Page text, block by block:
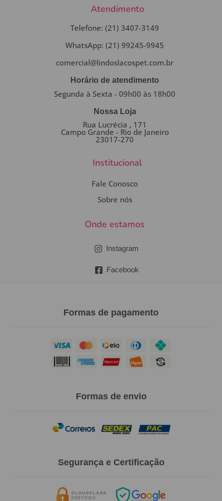
Atendimento
Telefone: (21) 3407-3149
WhatsApp: (21) 99245-9945
comercial@lindoslacospet.com.br
Horário de atendimento
Segunda à Sexta - 09h00 às 18h00
Nossa Loja
Rua Lucrécia , 171
Campo Grande - Rio de Janeiro
23017-270
Institucional
Fale Conosco
Sobre nós
Onde estamos
Instagram
Facebook
Formas de pagamento
Formas de envio
Segurança e Certificação